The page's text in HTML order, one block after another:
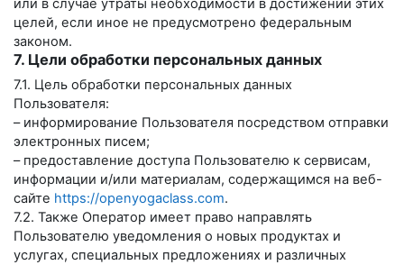
или в случае утраты необходимости в достижении этих
целей, если иное не предусмотрено федеральным
законом.
7. Цели обработки персональных данных
7.1. Цель обработки персональных данных
Пользователя:
– информирование Пользователя посредством отправки
электронных писем;
– предоставление доступа Пользователю к сервисам,
информации и/или материалам, содержащимся на веб-
сайте https://openyogaclass.com.
7.2. Также Оператор имеет право направлять
Пользователю уведомления о новых продуктах и
услугах, специальных предложениях и различных